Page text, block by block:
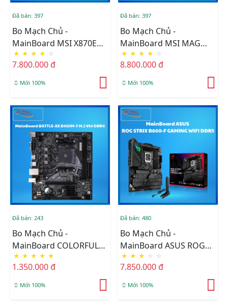
Đã bán: 397
Bo Mạch Chủ -
MainBoard MSI X870E
GAMING PLUS WIFI AM5
★ ★ ★ ★ ☆
7.800.000 đ
Mới 100%
Đã bán: 397
Bo Mạch Chủ -
MainBoard MSI MAG
X870E TOMAHAWK WIFI
AM5
★ ★ ★ ★ ☆
8.800.000 đ
Mới 100%
Đã bán: 243
Bo Mạch Chủ -
MainBoard COLORFUL
BATTLE-AX B450M-T M.2
V14 DDR4
★ ★ ★ ★ ★
1.350.000 đ
Mới 100%
Đã bán: 480
Bo Mạch Chủ -
MainBoard ASUS ROG
STRIX B860-F GAMING
WIFI DDR5
★ ★ ★ ☆ ☆
7.850.000 đ
Mới 100%